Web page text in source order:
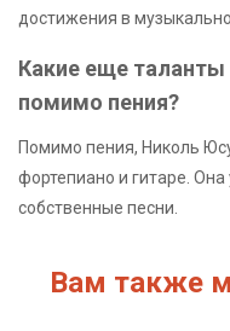
достижения в
Какие еще
помимо пения?
Помимо пения, Николь
фортепиано и гитаре.
собственные песни.
Вам также